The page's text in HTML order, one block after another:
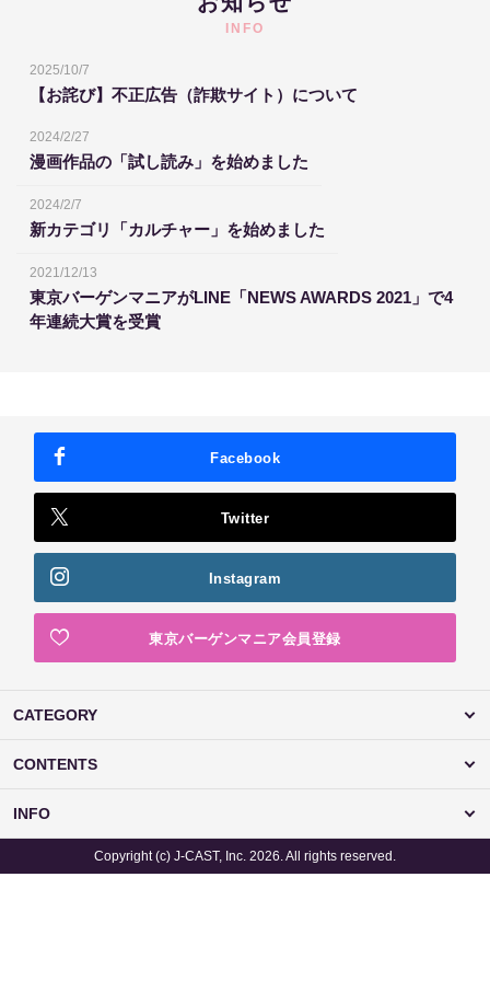
INFO
2025/10/7
【お詫び】不正広告（詐欺サイト）について
2024/2/27
漫画作品の「試し読み」を始めました
2024/2/7
新カテゴリ「カルチャー」を始めました
2021/12/13
東京バーゲンマニアがLINE「NEWS AWARDS 2021」で4
年連続大賞を受賞
Facebook
Twitter
Instagram
東京バーゲンマニア会員登録
CATEGORY
CONTENTS
INFO
Copyright (c) J-CAST, Inc. 2026. All rights reserved.